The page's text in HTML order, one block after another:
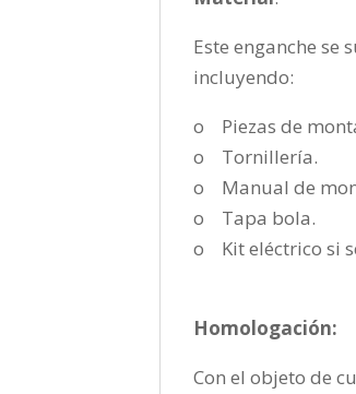
Este enganche
incluyendo:
o Piezas de
o Tornillería.
o Manual de
o Tapa bola.
o Kit eléctrico si
Homologación:
Con el objeto de